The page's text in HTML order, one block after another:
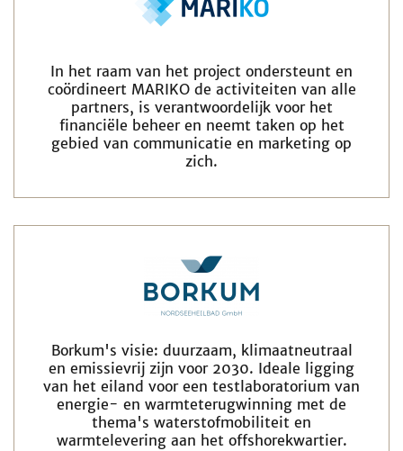
In het raam van het project ondersteunt en
coördineert MARIKO de activiteiten van alle
partners, is verantwoordelijk voor het
financiële beheer en neemt taken op het
gebied van communicatie en marketing op
zich.
Borkum's visie: duurzaam, klimaatneutraal
en emissievrij zijn voor 2030. Ideale ligging
van het eiland voor een testlaboratorium van
energie- en warmteterugwinning met de
thema's waterstofmobiliteit en
warmtelevering aan het offshorekwartier.